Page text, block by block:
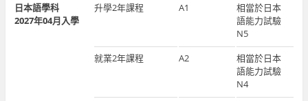
日本語學科
2027年04月入學
升學2年課程 A1
相當於日本
語能力試驗
N5
就業2年課程
A2
相當於日本
語能力試驗
N4